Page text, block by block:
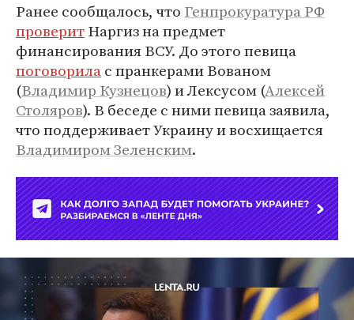
Ранее сообщалось, что Генпрокуратура РФ
проверитНаргиз на предмет
финансирования ВСУ. До этого певица
поговорилас пранкерами Вованом
(Владимир Кузнецов) и Лексусом (Алексей
Столяров). В беседе с ними певица заявила,
что поддерживает Украину и восхищается
Владимиром Зеленским.